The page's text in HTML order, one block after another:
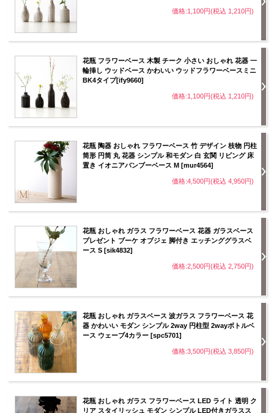
価格:1,100円(税込 1,210円)
花瓶 フラワーベース 木製 チーク 小さい おしゃれ 花器 一
輪挿し ウッドベース かわいい ウッドフラワーベースミニ
BK4タイプ[ify9660]
価格:1,100円(税込 1,210円)
花瓶 陶器 おしゃれ フラワーベース 竹 デザイン 枝物 円柱
筒形 円筒 丸 花器 シンプル 和モダン 白 玄関 リビング 床
置き イオニアバンブーベース M [mur4564]
価格:4,500円(税込 4,950円)
花瓶 おしゃれ ガラス フラワーベース 花器 ガラスベース
プレゼント ブーケ オブジェ 脚付き エッチンググラスベ
ース S [sik4832]
価格:2,500円(税込 2,750円)
花瓶 おしゃれ ガラスベース 波ガラス フラワーベース 花
器 かわいい モダン シンプル 2way 円柱型 2wayボトルベ
ース ウェーブ4カラー [spc5701]
価格:3,500円(税込 3,850円)
花瓶 おしゃれ ガラス フラワーベース LED ライト 透明 ク
リア スタイリッシュ モダン シンプル LED付きガラスス